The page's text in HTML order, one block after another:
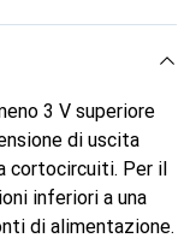
3 V superiore
di uscita
cortocircuiti. Per il
inferiori a una
di alimentazione.